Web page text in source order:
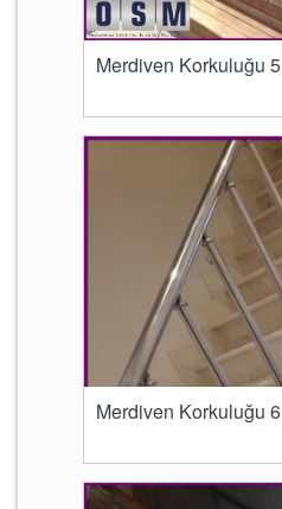
Merdiven Korkuluğu 5
Merdiven Korkuluğu 6